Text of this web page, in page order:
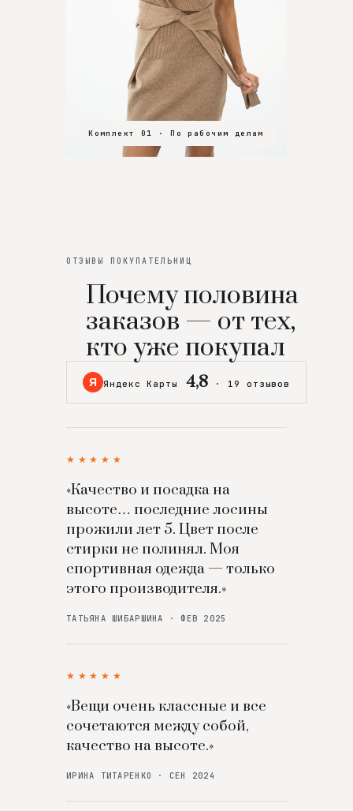
Комплект 01 · По рабочим делам
Комплект 02 · В зал
Комплект 03 · На особенный вечер
ОТЗЫВЫ ПОКУПАТЕЛЬНИЦ
Почему половина
заказов — от тех,
кто уже покупал
Я Яндекс Карты 4,8 · 19 отзывов
★★★★★
«Качество и посадка на
высоте… последние лосины
прожили лет 5. Цвет после
стирки не полинял. Моя
спортивная одежда — только
этого производителя.»
ТАТЬЯНА ШИБАРШИНА · ФЕВ 2025
★★★★★
«Вещи очень классные и все
сочетаются между собой,
качество на высоте.»
ИРИНА ТИТАРЕНКО · СЕН 2024